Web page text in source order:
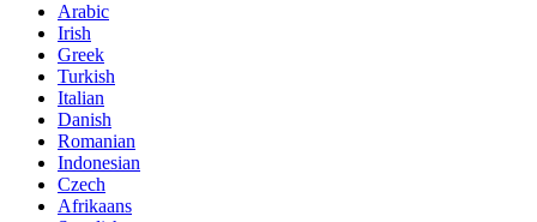
Arabic
Irish
Greek
Turkish
Italian
Danish
Romanian
Indonesian
Czech
Afrikaans